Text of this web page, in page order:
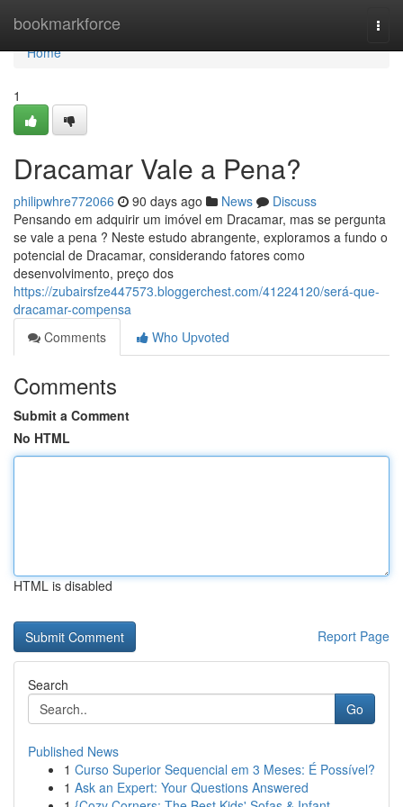
bookmarkforce
Home
Home
1
Dracamar Vale a Pena?
philipwhre772066 90 days ago News
Discuss
Pensando em adquirir um imóvel em Dracamar, mas se pergunta
se vale a pena ? Neste estudo abrangente, exploramos a fundo o
potencial de Dracamar, considerando fatores como
desenvolvimento, preço dos
https://zubairsfze447573.bloggerchest.com/41224120/será-que-
dracamar-compensa
Comments
Who Upvoted
Comments
Submit a Comment
No HTML
HTML is disabled
Report Page
Search
Go
Published News
1 Curso Superior Sequencial em 3 Meses: É Possível?
1 Ask an Expert: Your Questions Answered